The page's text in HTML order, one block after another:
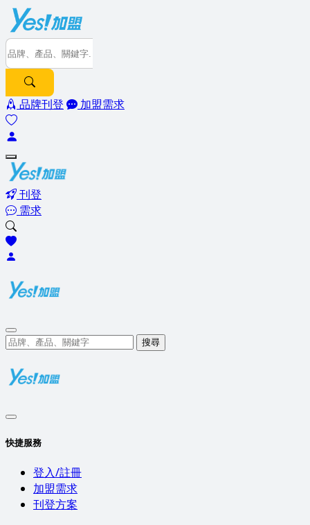
品牌刊登 加盟需求
刊登
需求
搜尋
快捷服務
登入/註冊
加盟需求
刊登方案